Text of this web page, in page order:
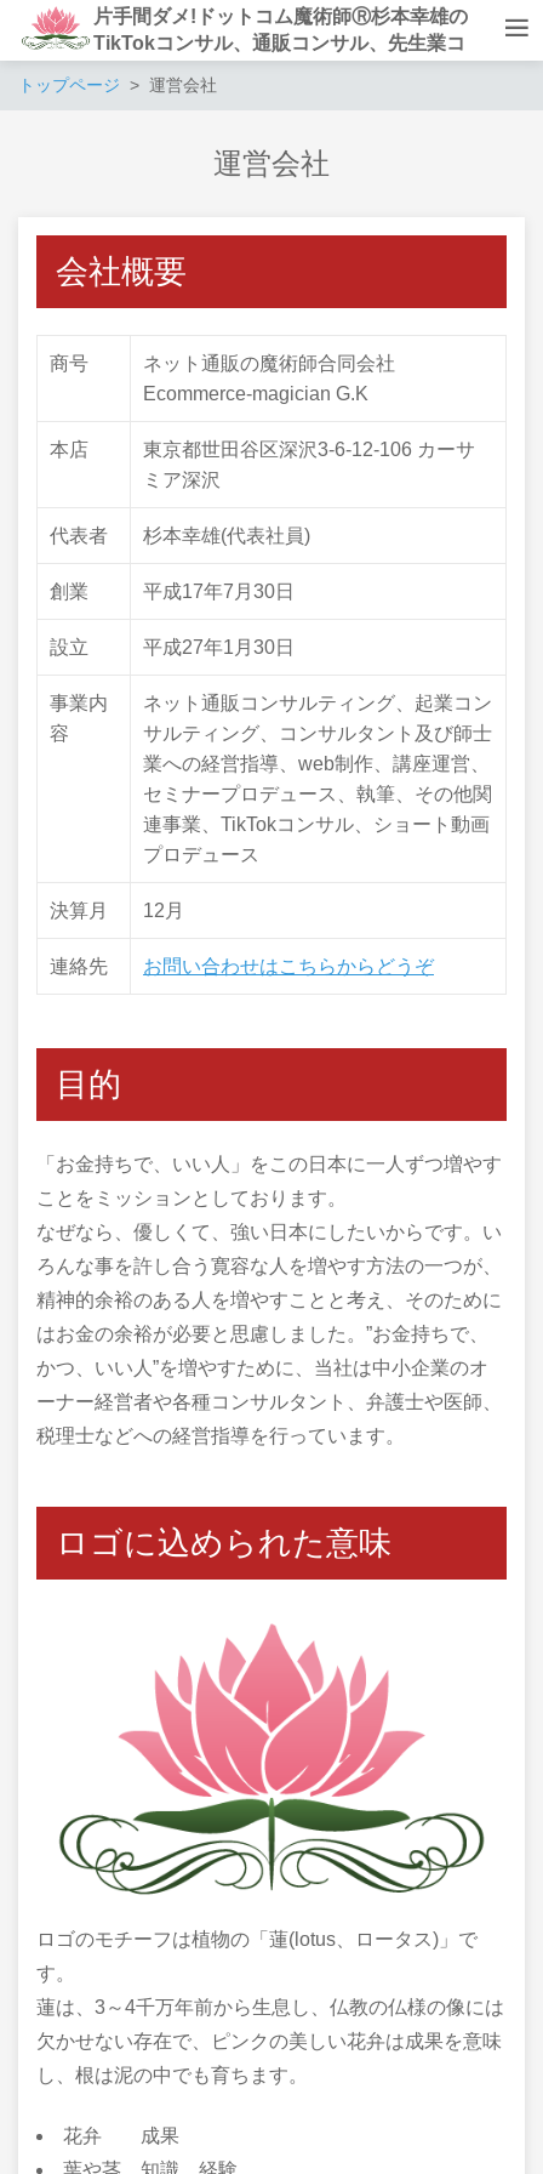
片手間ダメ!ドットコム魔術師Ⓡ杉本幸雄の
TikTokコンサル、通販コンサル、先生業コ
トップページ 運営会社
運営会社
会社概要
商号
ネット通販の魔術師合同会社
Ecommerce-magician G.K
本店
東京都世田谷区深沢3-6-12-106 カーサ
ミア深沢
代表者 杉本幸雄(代表社員)
創業 平成17年7月30日
設立 平成27年1月30日
事業内
容
ネット通販コンサルティング、起業コン
サルティング、コンサルタント及び師士
業への経営指導、web制作、講座運営、
セミナープロデュース、執筆、その他関
連事業、TikTokコンサル、ショート動画
プロデュース
決算月 12月
連絡先 お問い合わせはこちらからどうぞ
目的
「お金持ちで、いい人」をこの日本に一人ずつ増やす
ことをミッションとしております。
なぜなら、優しくて、強い日本にしたいからです。い
ろんな事を許し合う寛容な人を増やす方法の一つが、
精神的余裕のある人を増やすことと考え、そのために
はお金の余裕が必要と思慮しました。”お金持ちで、
かつ、いい人”を増やすために、当社は中小企業のオ
ーナー経営者や各種コンサルタント、弁護士や医師、
税理士などへの経営指導を行っています。
ロゴに込められた意味
ロゴのモチーフは植物の「蓮(lotus、ロータス)」で
す。
蓮は、3～4千万年前から生息し、仏教の仏様の像には
欠かせない存在で、ピンクの美しい花弁は成果を意味
し、根は泥の中でも育ちます。
花弁 成果
葉や茎 知識、経験